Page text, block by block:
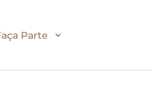
Parte